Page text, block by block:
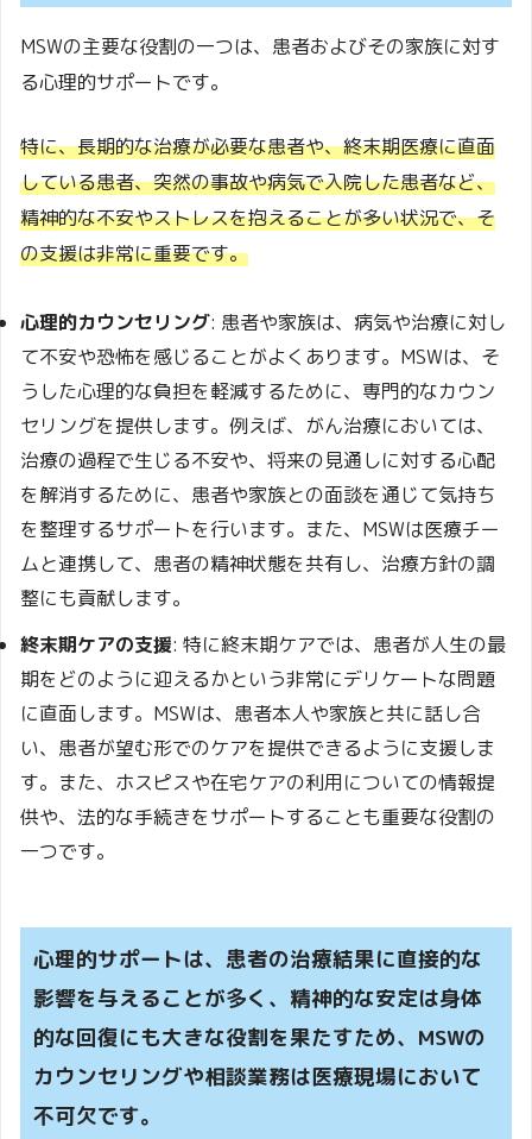
MSWの主要な役割の一つは、患者およびその家族に対す
る心理的サポートです。
特に、長期的な治療が必要な患者や、終末期医療に直面
している患者、突然の事故や病気で入院した患者など、
精神的な不安やストレスを抱えることが多い状況で、そ
の支援は非常に重要です。
心理的カウンセリング: 患者や家族は、病気や治療に対し
て不安や恐怖を感じることがよくあります。MSWは、そ
うした心理的な負担を軽減するために、専門的なカウン
セリングを提供します。例えば、がん治療においては、
治療の過程で生じる不安や、将来の見通しに対する心配
を解消するために、患者や家族との面談を通じて気持ち
を整理するサポートを行います。また、MSWは医療チー
ムと連携して、患者の精神状態を共有し、治療方針の調
整にも貢献します。
終末期ケアの支援: 特に終末期ケアでは、患者が人生の最
期をどのように迎えるかという非常にデリケートな問題
に直面します。MSWは、患者本人や家族と共に話し合
い、患者が望む形でのケアを提供できるように支援しま
す。また、ホスピスや在宅ケアの利用についての情報提
供や、法的な手続きをサポートすることも重要な役割の
一つです。
心理的サポートは、患者の治療結果に直接的な
影響を与えることが多く、精神的な安定は身体
的な回復にも大きな役割を果たすため、MSWの
カウンセリングや相談業務は医療現場において
不可欠です。